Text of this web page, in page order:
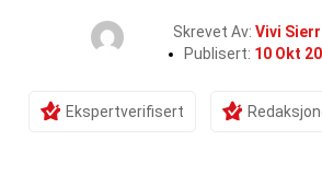
Skrevet Av: Vivi
Publisert: 10 Okt
Ekspertverifisert